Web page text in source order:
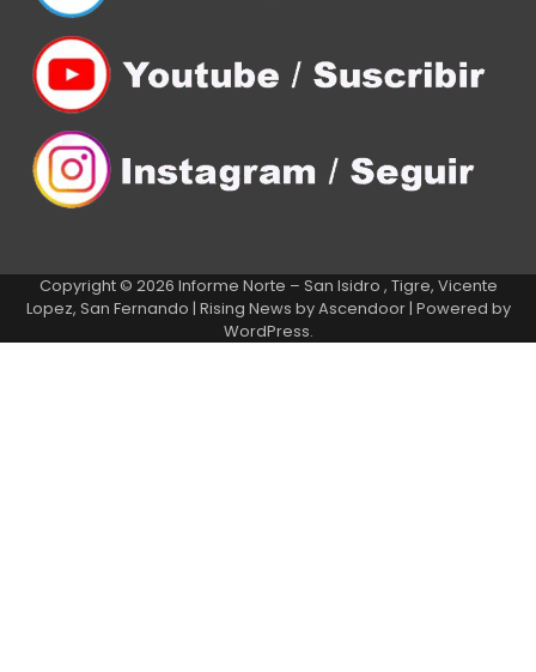
Copyright © 2026 Informe Norte – San Isidro , Tigre, Vicente
Lopez, San Fernando | Rising News byAscendoor| Powered by
WordPress.